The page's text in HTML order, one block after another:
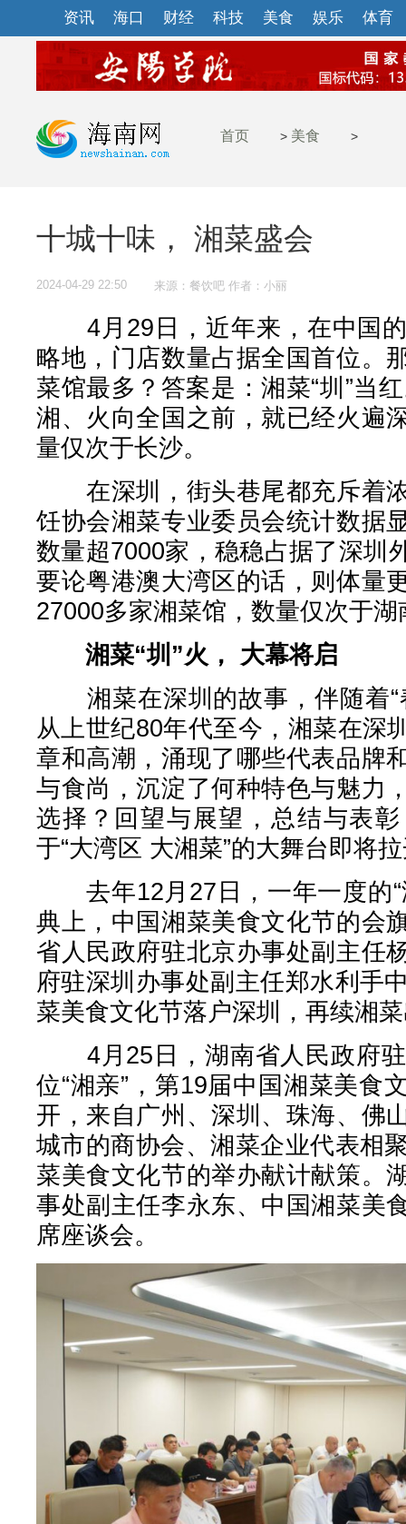
资讯 海口 财经 科技 美食 娱乐 体育
首页 > 美食 >
十城十味， 湘菜盛会
2024-04-29 22:50 来源：餐饮吧 作者：小丽
4月29日，近年来，在中国的
略地，门店数量占据全国首位。
菜馆最多？答案是：湘菜“圳”当
湘、火向全国之前，就已经火遍
量仅次于长沙。
在深圳，街头巷尾都充斥着
饪协会湘菜专业委员会统计数据
数量超7000家，稳稳占据了深圳
要论粤港澳大湾区的话，则体量
27000多家湘菜馆，数量仅次于湖
湘菜“圳”火， 大幕将启
湘菜在深圳的故事，伴随着“
从上世纪80年代至今，湘菜在深
章和高潮，涌现了哪些代表品牌
与食尚，沉淀了何种特色与魅力
选择？回望与展望，总结与表
于“大湾区 大湘菜”的大舞台即将
去年12月27日，一年一度的“
典上，中国湘菜美食文化节的会
省人民政府驻北京办事处副主任
府驻深圳办事处副主任郑水利手
菜美食文化节落户深圳，再续湘
4月25日，湖南省人民政府驻
位“湘亲”，第19届中国湘菜美食
开，来自广州、深圳、珠海、佛
城市的商协会、湘菜企业代表相
菜美食文化节的举办献计献策。
事处副主任李永东、中国湘菜美
席座谈会。